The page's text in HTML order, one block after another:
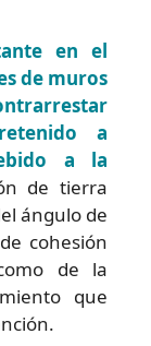
en el
de muros
a
a la
de tierra
ángulo de
cohesión
de la
que